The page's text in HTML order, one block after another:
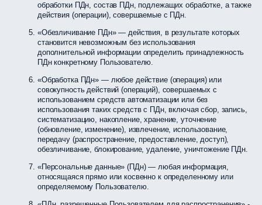
обработки ПДн, состав ПДн, подлежащих обработке, а также
действия (операции), совершаемые с ПДн.
«Обезличивание ПДн» — действия, в результате которых
становится невозможным без использования
дополнительной информации определить принадлежность
ПДн конкретному Пользователю.
«Обработка ПДн» — любое действие (операция) или
совокупность действий (операций), совершаемых с
использованием средств автоматизации или без
использования таких средств с ПДн, включая сбор, запись,
систематизацию, накопление, хранение, уточнение
(обновление, изменение), извлечение, использование,
передачу (распространение, предоставление, доступ),
обезличивание, блокирование, удаление, уничтожение ПДн.
«Персональные данные» (ПДн) — любая информация,
относящаяся прямо или косвенно к определенному или
определяемому Пользователю.